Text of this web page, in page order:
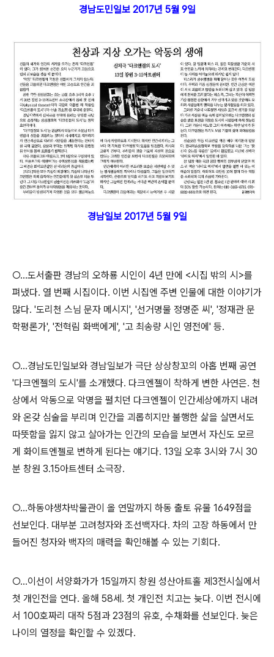
경남도민일보 2017년 5월 9일
경남일보 2017년 5월 9일
○…도서출판 경남의 오하룡 시인이 4년 만에 <시집 밖의 시>를
펴냈다. 열 번째 시집이다. 이번 시집엔 주변 인물에 대한 이야기가
많다. '도리천 스님 문자 메시지', '선거명물 정명준 씨', '정재관 문
학평론가', '전혁림 화백에게', '고 최송량 시인 영전에' 등.
○…경남도민일보와 경남일보가 극단 상상창꼬의 아홉 번째 공연
'다크엔젤의 도시'를 소개했다. 다크엔젤이 착하게 변한 사연은. 천
상에서 악동으로 악명을 펼치던 다크엔젤이 인간세상에까지 내려
와 온갖 심술을 부리며 인간을 괴롭히지만 불행한 삶을 살면서도
따뜻함을 잃지 않고 살아가는 인간의 모습을 보면서 자신도 모르
게 화이트엔젤로 변하게 된다는 얘기다. 13일 오후 3시와 7시 30
분 창원 3.15아트센터 소극장.
○…하동야생차박물관이 올 연말까지 하동 출토 유물 1649점을
선보인다. 대부분 고려청자와 조선백자다. 차의 고장 하동에서 만
들어진 청자와 백자의 매력을 확인해볼 수 있는 기회다.
○…이선이 서양화가가 15일까지 창원 성산아트홀 제3전시실에서
첫 개인전을 연다. 올해 58세. 첫 개인전 치고는 늦다. 이번 전시에
서 100호짜리 대작 5점과 23점의 유호, 수채화를 선보인다. 늦은
나이의 열정을 확인할 수 있겠다.